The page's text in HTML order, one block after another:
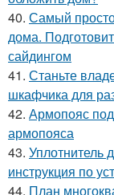
40. Самый
дома.
сайдингом
41. Станьте
шкафчика для
42. Армопояс
армопояса
43. Уплотнитель
инструкция по
44. План